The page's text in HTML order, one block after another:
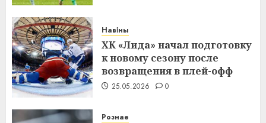
Навіны
ХК «Лида» начал подготовку
к новому сезону после
возвращения в плей-офф
25.05.2026 0
Рознае